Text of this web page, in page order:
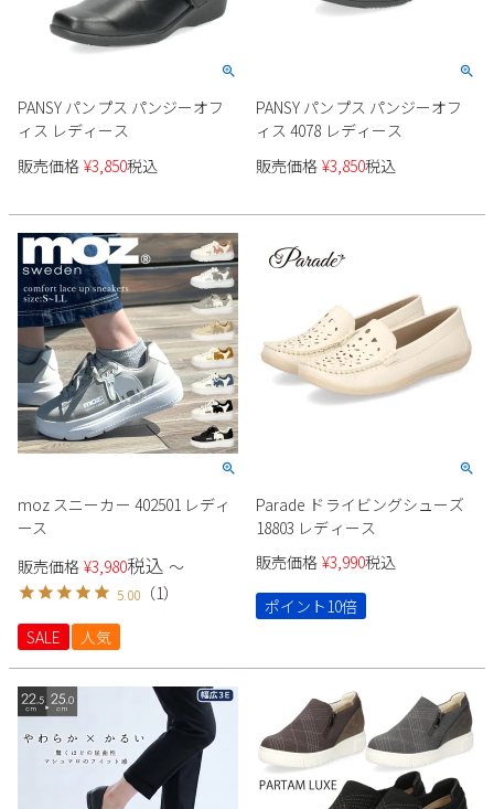
PANSY パンプス パンジーオフ
ィス レディース
販売価格 ¥3,850税込
PANSY パンプス パンジーオフ
ィス 4078 レディース
販売価格 ¥3,850税込
moz スニーカー 402501 レディ
ース
販売価格 ¥3,980税込 〜
5.00 （1）
SALE
人気
Parade ドライビングシューズ
18803 レディース
販売価格 ¥3,990税込
ポイント10倍